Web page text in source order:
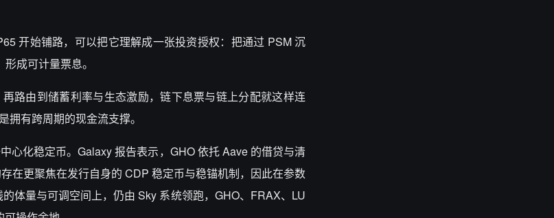
开始铺路，可以把它理解成一张投资授权：把通过 PSM沉
成可计量票息。
路由到储蓄利率与生态激励，链下息票与链上分配就这样连
拥有跨周期的现金流支撑。
心化稳定币。Galaxy报告表示， GHO依托Aave 的借贷与清
在更聚焦在发行自身的 CDP 稳定币与稳锚机制，因此在参数
的体量与可调空间上，仍由 Sky 系统领跑， GHO、 FRAX、 LU